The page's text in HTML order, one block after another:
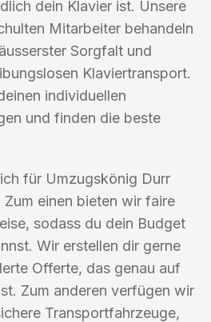
dein Klavier ist. Unsere
Mitarbeiter behandeln
Sorgfalt und
Klaviertransport.
individuellen
und finden die beste
für Umzugskönig Durr
Zum einen bieten wir faire
sodass du dein Budget
Wir erstellen dir gerne
Offerte, das genau auf
Zum anderen verfügen wir
Transportfahrzeuge,